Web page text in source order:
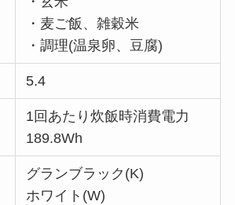
・麦ご飯、雑穀米
・調理(温泉卵、豆腐)
5.4
1回あたり炊飯時消費電力
189.8Wh
グランブラック(K)
ホワイト(W)